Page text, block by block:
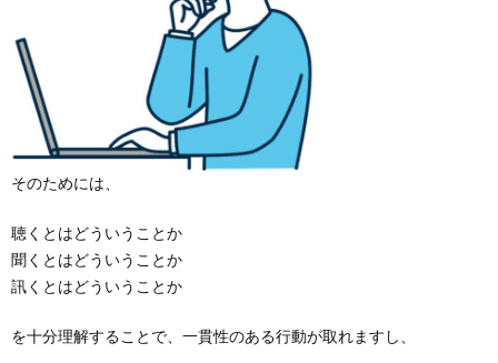
そのためには、
聴くとはどういうことか
聞くとはどういうことか
訊くとはどういうことか
を十分理解することで、一貫性のある行動が取れますし、